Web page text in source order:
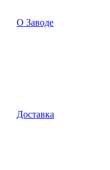
О Заводе
Доставка